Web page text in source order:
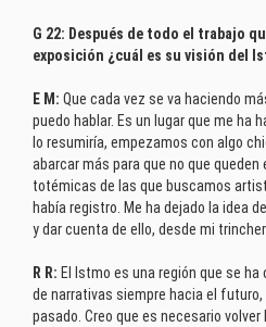
G 22: Después de todo el trabajo
exposición ¿cuál es su visión del
E M: Que cada vez se va haciendo
puedo hablar. Es un lugar que me ha
lo resumiría, empezamos con algo
abarcar más para que no que
totémicas de las que buscamos
había registro. Me ha dejado la idea
y dar cuenta de ello, desde mi
R R: El Istmo es una región que se
de narrativas siempre hacia el futuro,
pasado. Creo que es necesario